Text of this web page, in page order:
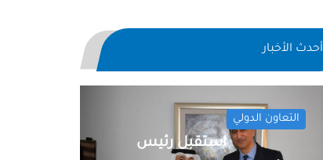
أحدث الأخبار
التعاون الدولي
استقبل رئيس